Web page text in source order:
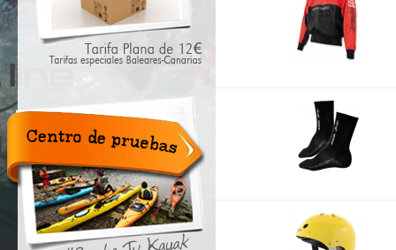
Centro de
pruebas.
Kayak
antes de
probarlo".